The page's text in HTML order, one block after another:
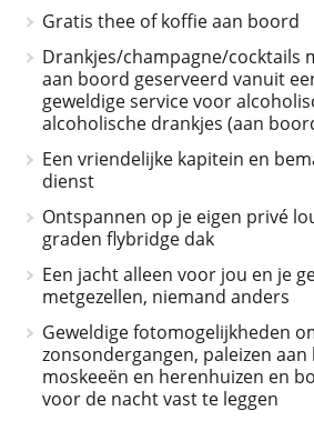
Gratis thee of koffie aan boord
Drankjes/champagne/cocktails
aan boord geserveerd vanuit
geweldige service voor
alcoholische drankjes (aan
Een vriendelijke kapitein en
dienst
Ontspannen op je eigen privé
graden flybridge dak
Een jacht alleen voor jou en je
metgezellen, niemand anders
Geweldige fotomogelijkheden
zonsondergangen, paleizen aan
moskeeën en herenhuizen en
voor de nacht vast te leggen